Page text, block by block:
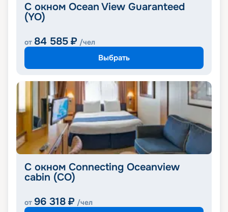
С окном Ocean View Guaranteed
(YO)
от 84 585 ₽ /чел
Выбрать
С окном Connecting Oceanview
cabin (CO)
от 96 318 ₽ /чел